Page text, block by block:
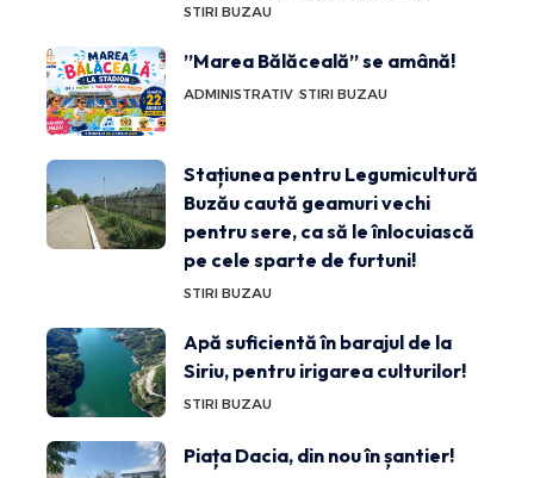
STIRI BUZAU
”Marea Bălăceală” se amână!
ADMINISTRATIV STIRI BUZAU
Stațiunea pentru Legumicultură
Buzău caută geamuri vechi
pentru sere, ca să le înlocuiască
pe cele sparte de furtuni!
STIRI BUZAU
Apă suficientă în barajul de la
Siriu, pentru irigarea culturilor!
STIRI BUZAU
Piața Dacia, din nou în șantier!